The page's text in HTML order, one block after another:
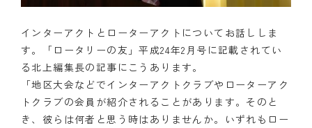
インターアクトとローターアクトについてお話ししま
す。「ロータリーの友」平成24年2月号に記載されてい
る北上編集長の記事にこうあります。
「地区大会などでインターアクトクラブやローターアク
トクラブの会員が紹介されることがあります。そのと
き、彼らは何者と思う時はありませんか。いずれもロー